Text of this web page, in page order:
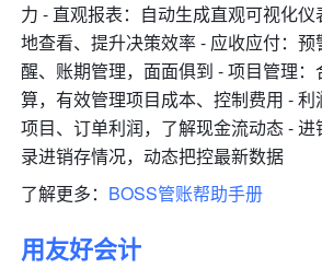
力 - 直观报表：自动生成直观可视化
地查看、提升决策效率 - 应收应付：
醒、账期管理，面面俱到 - 项目管理
算，有效管理项目成本、控制费用 -
项目、订单利润，了解现金流动态 -
录进销存情况，动态把控最新数据
了解更多： BOSS管账帮助手册
用友好会计